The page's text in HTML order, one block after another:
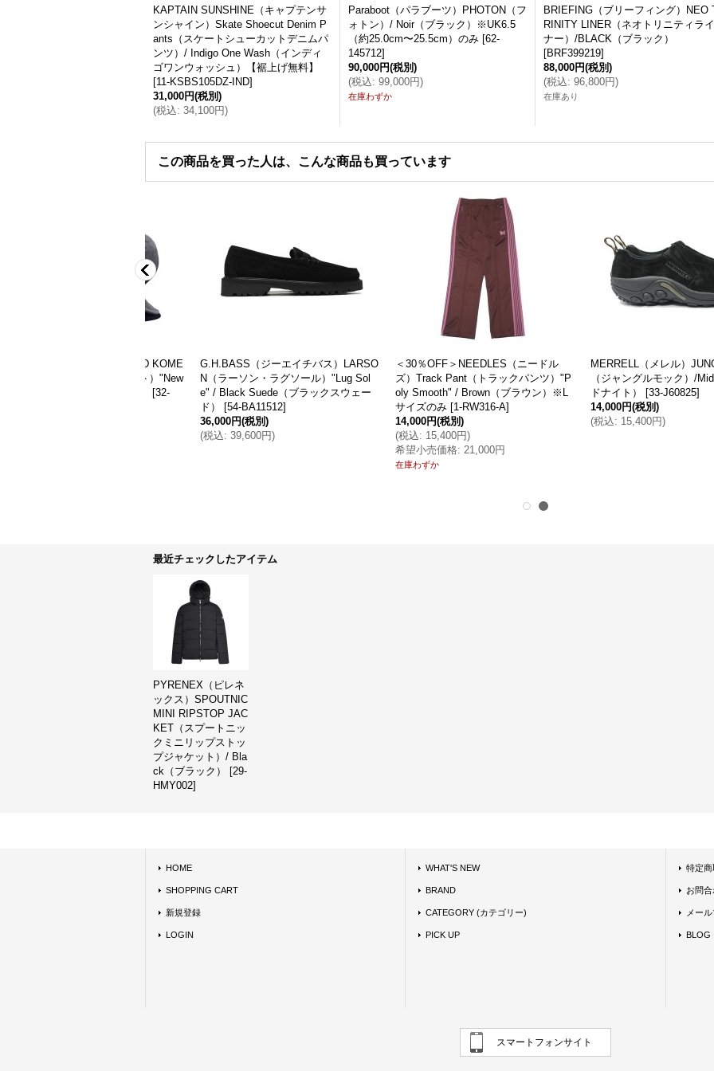
KAPTAIN SUNSHINE（キャプテンサ
ンシャイン）Skate Shoecut Denim P
ants（スケートシューカットデニムパ
ンツ）/ Indigo One Wash（インディ
ゴワンウォッシュ）【裾上げ無料】
[11-KSBS105DZ-IND]
31,000円(税別)
(税込: 34,100円)
Paraboot（パラブーツ）PHOTON（フ
ォトン）/ Noir（ブラック）※UK6.5
（約25.0cm〜25.5cm）のみ [62-
145712]
90,000円(税別)
(税込: 99,000円)
在庫わずか
BRIEFING（ブリーフィング）NEO
RINITY LINER（ネオトリニティライ
ナー）/BLACK（ブラック）
[BRF399219]
88,000円(税別)
(税込: 96,800円)
在庫あり
この商品を買った人は、こんな商品も買っています
MERRELL（メレル）JUNGLE MOC
（ジャングルモック）/Midnight（ミッ
ドナイト） [ 33-J60825]
(税別)
15,400円)
最近チェックしたアイテム
PYRENEX（ピレネ
ックス）SPOUTNIC
MINI RIPSTOP JAC
KET（スプートニッ
クミニリップストッ
プジャケット）/ Bla
ck（ブラック）
[29-
HMY002]
HOME
SHOPPING CART
新規登録
LOGIN
WHAT'S NEW
BRAND
CATEGORY (カテゴリー)
PICK UP
特定
お問
メー
BLOG
スマートフォンサイト